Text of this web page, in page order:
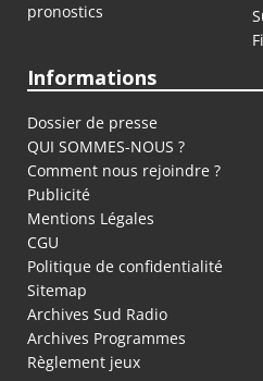
pronostics
Informations
Dossier de presse
QUI SOMMES-NOUS ?
Comment nous rejoindre ?
Publicité
Mentions Légales
CGU
Politique de confidentialité
Sitemap
Archives Sud Radio
Archives Programmes
Règlement jeux